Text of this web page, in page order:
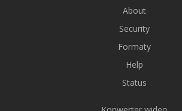
About
Security
Formaty
Help
Status